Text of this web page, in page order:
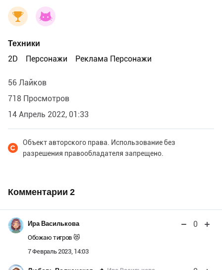
Техники
2D
Персонажи Реклама Персонажи
56 Лайков
718 Просмотров
14 Апрель 2022, 01:33
Объект авторского права. Использование без
разрешения правообладателя запрещено.
Комментарии 2
Ира Василькова 0
Обожаю тигров 😻
7 Февраль 2023, 14:03